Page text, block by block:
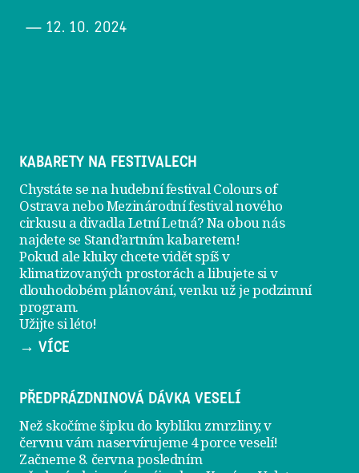
— 12. 10. 2024
KABARETY NA FESTIVALECH
Chystáte se na hudební festival Colours of
Ostrava nebo Mezinárodní festival nového
cirkusu a divadla Letní Letná? Na obou nás
najdete se Stand’artním kabaretem!
Pokud ale kluky chcete vidět spíš v
klimatizovaných prostorách a libujete si v
dlouhodobém plánování, venku už jepodzimní
program.
Užijte si léto!
→ VÍCE
PŘEDPRÁZDNINOVÁ DÁVKA VESELÍ
Než skočíme šipku do kyblíku zmrzliny, v
červnu vám naservírujeme 4 porce veselí!
Začneme 8. června posledním